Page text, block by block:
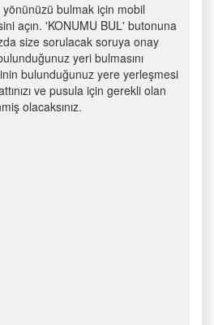
bulmak için mobil
açın. 'KONUMU BUL' butonuna
size sorulacak soruya onay
yeri bulmasını
bulunduğunuz yere yerleşmesi
ve pusula için gerekli olan
olacaksınız.